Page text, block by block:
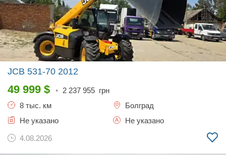
JCB 531-70 2012
49 999 $ • 2 237 955 грн
8 тыс. км
Болград
Не указано
Не указано
4.08.2026